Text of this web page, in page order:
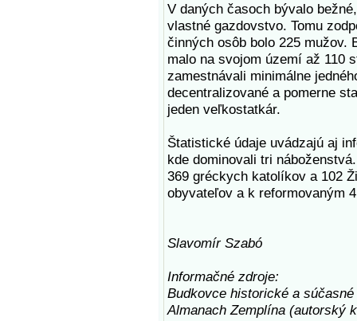
V daných časoch bývalo
vlastné gazdovstvo. Tomu
činných osôb bolo 225 mužov.
malo na svojom území až 110
zamestnávali minimálne
decentralizované a pomerne
jeden veľkostatkár.
Štatistické údaje uvádzajú aj
kde dominovali tri
369 gréckych katolíkov a 102
obyvateľov a k reformovaným
Slavomír Szabó
Informačné zdroje:
Budkovce historické a
Almanach Zemplína (autorský